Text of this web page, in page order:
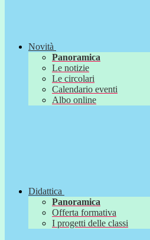
Novità
Panoramica
Le notizie
Le circolari
Calendario eventi
Albo online
Didattica
Panoramica
Offerta formativa
I progetti delle classi